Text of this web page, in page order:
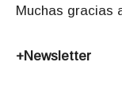
Muchas gracias
+Newsletter